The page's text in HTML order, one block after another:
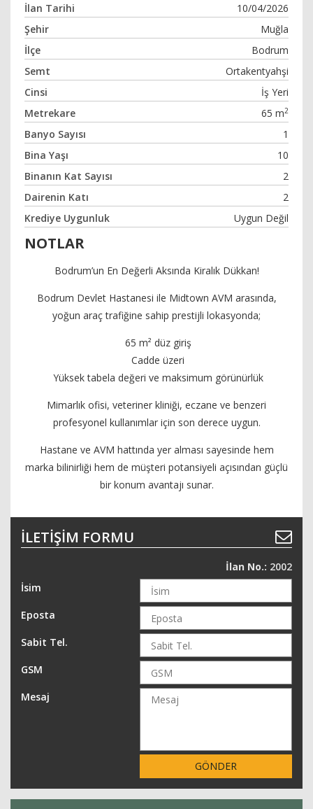
İlan Tarihi
10/04/2026
Şehir
Muğla
İlçe
Bodrum
Semt
Ortakentyahşi
Cinsi
İş Yeri
Metrekare
65 m2
Banyo Sayısı
1
Bina Yaşı
10
Binanın Kat Sayısı
2
Dairenin Katı
2
Krediye Uygunluk
Uygun Değil
NOTLAR
Bodrum’un En Değerli Aksında Kiralık Dükkan!
Bodrum Devlet Hastanesi ile Midtown AVM arasında,
yoğun araç trafiğine sahip prestijli lokasyonda;
65 m² düz giriş
Cadde üzeri
Yüksek tabela değeri ve maksimum görünürlük
Mimarlık ofisi, veteriner kliniği, eczane ve benzeri
profesyonel kullanımlar için son derece uygun.
Hastane ve AVM hattında yer alması sayesinde hem
marka bilinirliği hem de müşteri potansiyeli açısından güçlü
bir konum avantajı sunar.
İLETIŞIM FORMU
İlan No.: 2002
İsim
Eposta
Sabit Tel.
GSM
Mesaj
GÖNDER